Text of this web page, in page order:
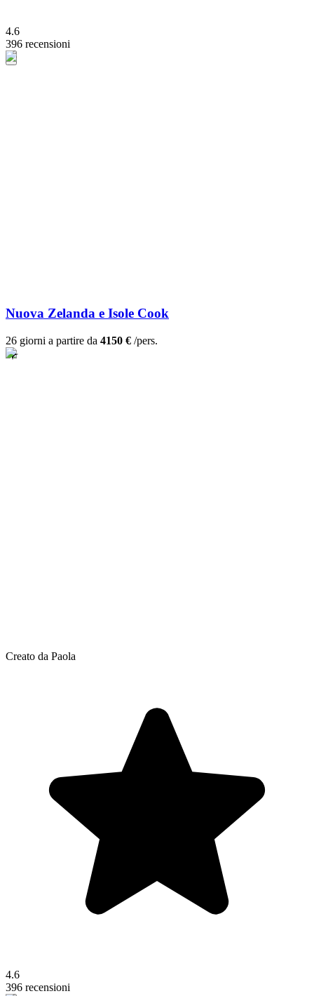
4.6
396 recensioni
Nuova Zelanda e Isole Cook
26 giorni a partire da 4150 € /pers.
Creato da Paola
4.6
396 recensioni